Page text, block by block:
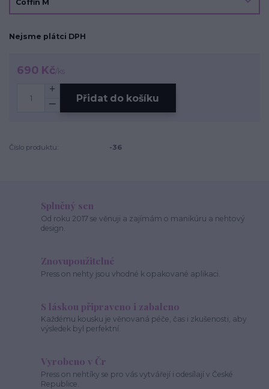
Nejsme plátci DPH
690 Kč/ks
Přidat do košíku
Číslo produktu: -36
Splněný sen
Od roku 2017 se věnuji a zajímám o manikúru a nehtový
design.
Znovupoužitelné
Press on nehty jsou vhodné k opakované aplikaci.
S láskou připraveno i zabaleno
Každému kousku je věnovaná péče, čas i zkušenosti, aby
výsledek byl perfektní.
Vyrobeno v Čr
Press on nehtíky se pro vás vytvářejí i odesílají v České
Republice.